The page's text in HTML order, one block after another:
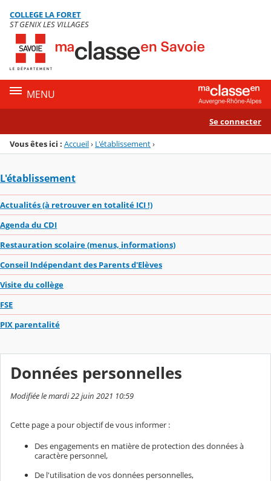
Menu de la rubrique
Contenu
COLLEGE LA FORET
ST GENIX LES VILLAGES
MENU
Se connecter
Vous êtes ici : Accueil› L'établissement›
L'établissement
Actualités (à retrouver en totalité ICI !)
Agenda du CDI
Restauration scolaire (menus, informations)
Conseil Indépendant des Parents d'Elèves
Visite du collège
FSE
PIX parentalité
Données personnelles
Modifiée le mardi 22 juin 2021 10:59
Cette page a pour objectif de vous informer :
Des engagements en matière de protection des données à
caractère personnel,
De l'utilisation de vos données personnelles,